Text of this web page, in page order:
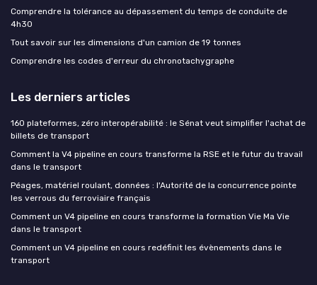
Comprendre la tolérance au dépassement du temps de conduite de
4h30
Tout savoir sur les dimensions d'un camion de 19 tonnes
Comprendre les codes d'erreur du chronotachygraphe
Les derniers articles
160 plateformes, zéro interopérabilité : le Sénat veut simplifier l'achat de
billets de transport
Comment la V4 pipeline en cours transforme la RSE et le futur du travail
dans le transport
Péages, matériel roulant, données : l'Autorité de la concurrence pointe
les verrous du ferroviaire français
Comment un V4 pipeline en cours transforme la formation Vie Ma Vie
dans le transport
Comment un V4 pipeline en cours redéfinit les évènements dans le
transport